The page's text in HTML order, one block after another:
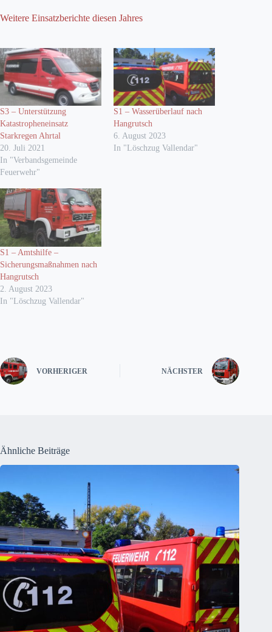
Weitere Einsatzberichte diesen Jahres
S3 – Unterstützung
Katastropheneinsatz
Starkregen Ahrtal
20. Juli 2021
In "Verbandsgemeinde
Feuerwehr"
S1 – Wasserüberlauf nach
Hangrutsch
6. August 2023
In "Löschzug Vallendar"
S1 – Amtshilfe –
Sicherungsmaßnahmen nach
Hangrutsch
2. August 2023
In "Löschzug Vallendar"
VORHERIGER NÄCHSTER
Ähnliche Beiträge